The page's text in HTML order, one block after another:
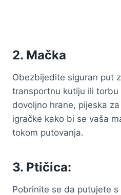
2. Mačka
Obezbijedite siguran put
transportnu kutiju ili torbu
dovoljno hrane, pijeska
igračke kako bi se vaša
tokom putovanja.
3. Ptičica:
Pobrinite se da putujete